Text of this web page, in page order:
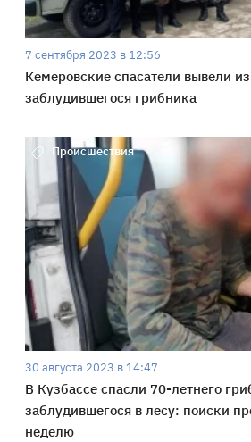
7 сентября 2023 в 12:56
Кемеровские спасатели вывели
заблудившегося грибника
Происшествия
30 августа 2023 в 14:47
В Кузбассе спасли 70-летнего
заблудившегося в лесу: поиски
неделю